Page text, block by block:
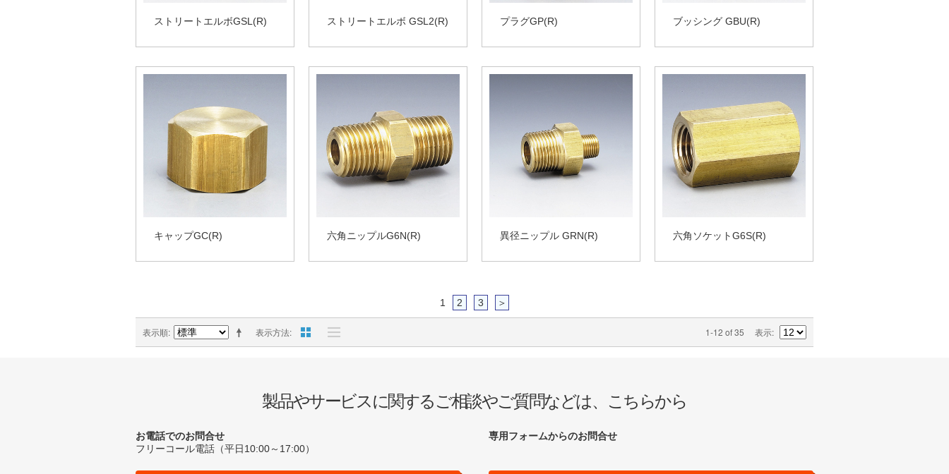
ストリートエルボGSL(R) ストリートエルボ GSL2(R) プラグGP(R) ブッシング GBU(R)
キャップGC(R) 六角ニップルG6N(R) 異径ニップル GRN(R) 六角ソケットG6S(R)
1 2 3 ＞
表示方法
表示順 1-12 of 35 表示
製品やサービスに関するご相談やご質問などは、こちらから
お電話でのお問合せ
フリーコール電話（平日10:00～17:00）
専用フォームからのお問合せ